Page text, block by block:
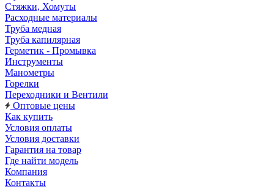
Стяжки, Хомуты
Расходные материалы
Труба медная
Труба капилярная
Герметик - Промывка
Инструменты
Манометры
Горелки
Переходники и Вентили
Оптовые цены
Как купить
Условия оплаты
Условия доставки
Гарантия на товар
Где найти модель
Компания
Контакты